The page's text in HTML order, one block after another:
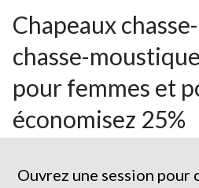
Chapeaux
chasse-
pour femmes et
économisez 25%
Ouvrez une session